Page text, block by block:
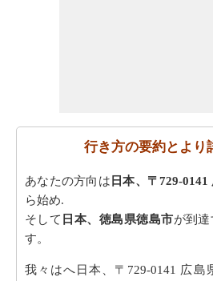
行き方の要約とより
あなたの方向は 日本、〒729-
ら始め.
そして 日本、徳島県徳島市が到
す。
我々はへ日本、〒729-0141 広島